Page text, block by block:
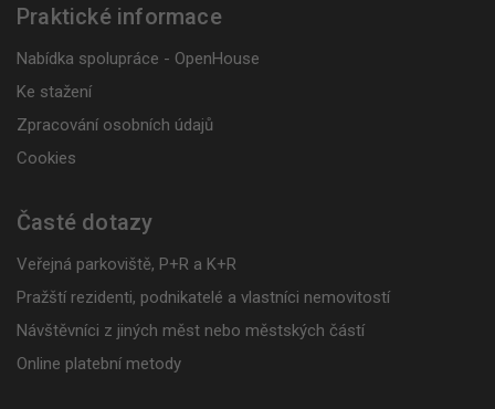
Praktické informace
Nabídka spolupráce - OpenHouse
Ke stažení
Zpracování osobních údajů
Cookies
Časté dotazy
Veřejná parkoviště, P+R a K+R
Pražští rezidenti, podnikatelé a vlastníci nemovitostí
Návštěvníci z jiných měst nebo městských částí
Online platební metody